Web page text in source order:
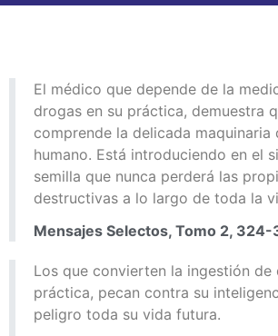
El médico que depende de la
drogas en su práctica, demuestra
comprende la delicada maquinaria
humano. Está introduciendo en el
semilla que nunca perderá las
destructivas a lo largo de toda la
Mensajes Selectos, Tomo 2, 324-
Los que convierten la ingestión de
práctica, pecan contra su
peligro toda su vida futura.